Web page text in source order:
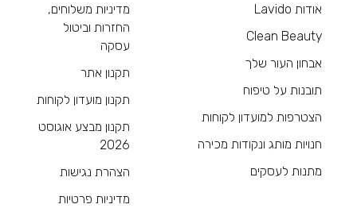
אודות Lavido
Clean Beauty
אבחון העור שלך
תובנות על טיפוח
הצטרפות למועדון לקוחות
חנויות מותג ונקודות מכירה
מתנות לעסקים
מדיניות משלוחים,
החזרות וביטול
עסקה
תקנון אתר
תקנון מועדון לקוחות
תקנון מבצע אוגוסט
2026
הצהרת נגישות
מדיניות פרטיות